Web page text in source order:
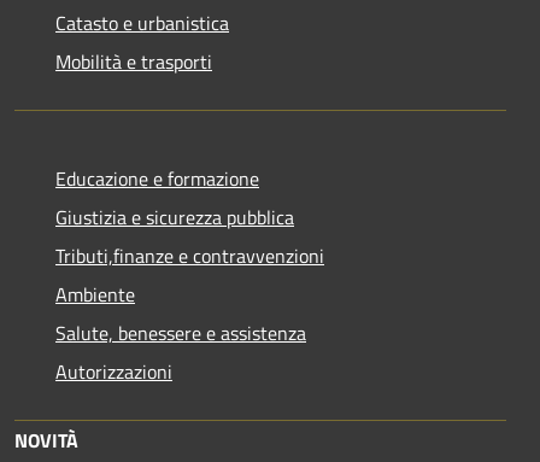
Catasto e urbanistica
Mobilità e trasporti
Educazione e formazione
Giustizia e sicurezza pubblica
Tributi,finanze e contravvenzioni
Ambiente
Salute, benessere e assistenza
Autorizzazioni
NOVITÀ